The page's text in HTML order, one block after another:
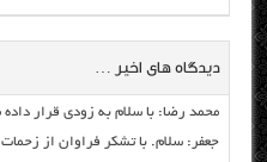
دیدگاه های اخیر …
محمد رضا: با سلام به زودی قرار
جعفر: سلام. با تشکر فراوان از زحمات